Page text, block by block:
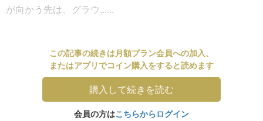
が向かう先は、グラウ......
この記事の続きは月額プラン会員への加入、
またはアプリでコイン購入をすると読めます
購入して続きを読む
会員の方はこちらからログイン